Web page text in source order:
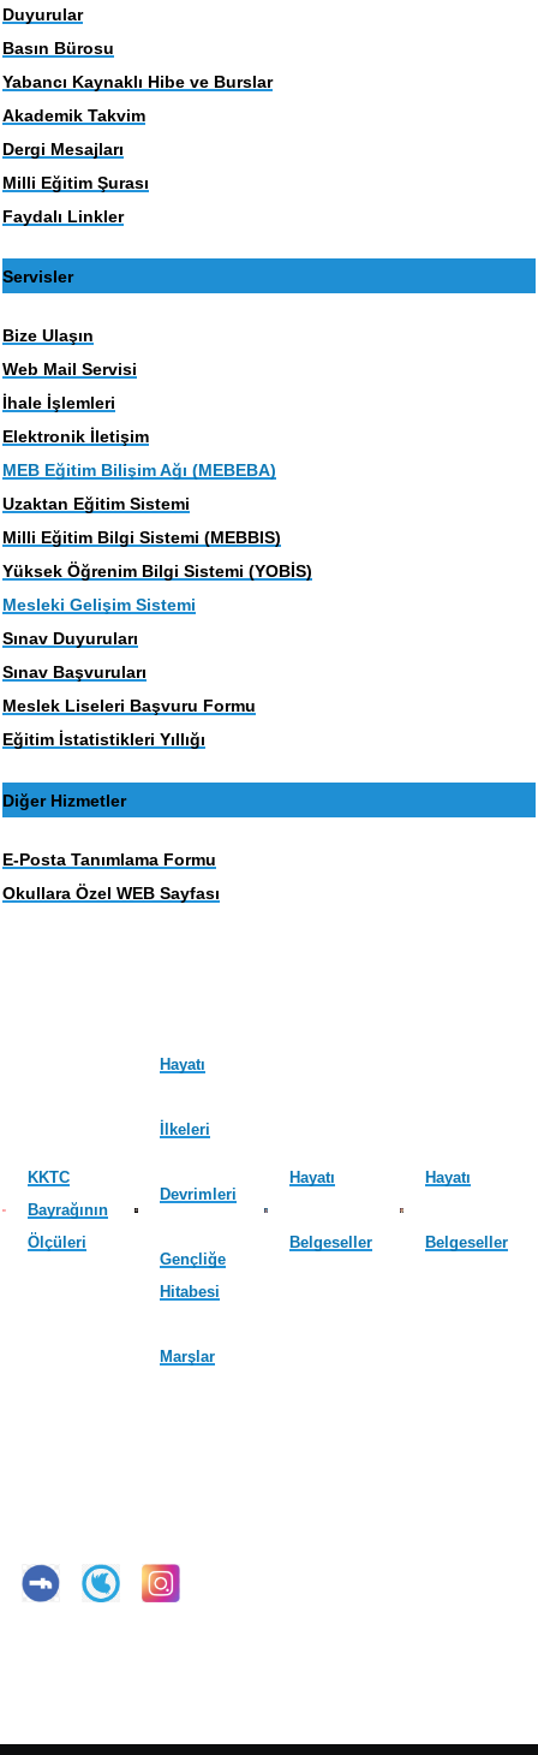
Duyurular
Basın Bürosu
Yabancı Kaynaklı Hibe ve Burslar
Akademik Takvim
Dergi Mesajları
Milli Eğitim Şurası
Faydalı Linkler
Servisler
Bize Ulaşın
Web Mail Servisi
İhale İşlemleri
Elektronik İletişim
MEB Eğitim Bilişim Ağı (MEBEBA)
Uzaktan Eğitim Sistemi
Milli Eğitim Bilgi Sistemi (MEBBIS)
Yüksek Öğrenim Bilgi Sistemi (YOBİS)
Mesleki Gelişim Sistemi
Sınav Duyuruları
Sınav Başvuruları
Meslek Liseleri Başvuru Formu
Eğitim İstatistikleri Yıllığı
Diğer Hizmetler
E-Posta Tanımlama Formu
Okullara Özel WEB Sayfası
KKTC
Bayrağının
Ölçüleri
Hayatı
İlkeleri
Devrimleri
Gençliğe
Hitabesi
Marşlar
Hayatı
Belgeseller
Hayatı
Belgeseller